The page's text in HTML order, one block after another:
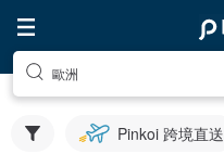
歐洲
Pinkoi 跨境直送